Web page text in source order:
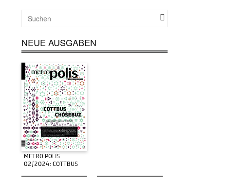
NEUE AUSGABEN
METRO.POLIS
02/2024: COTTBUS